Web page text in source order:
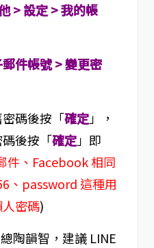
> 設定 > 我的帳
件帳號 > 變更密
碼後按「確定」，
後按「確定」即
件、Facebook 相同
、password 這種用
密碼)
陶韻智，建議 LINE